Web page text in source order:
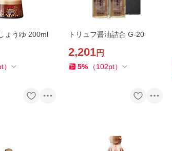
ょうゆ 200ml
）
トリュフ醤油詰合 G-20
2,201円
5% （102pt）